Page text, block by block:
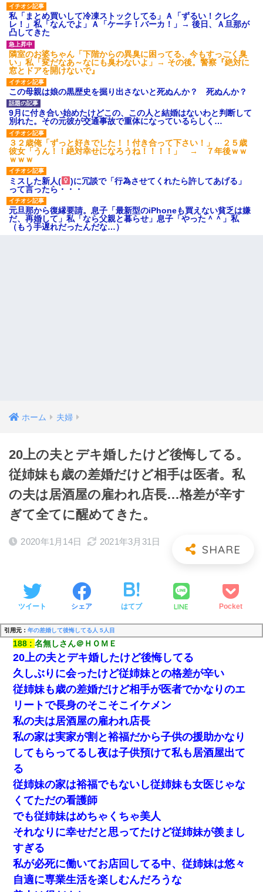
私「まとめ買いして冷凍ストックしてる」Ａ「ずるい！クレク
レ！」私「なんでよ」Ａ「ケーチ！バーカ！」→ 後日、Ａ旦那が
凸してきた
隣室のお婆ちゃん「下階からの異臭に困ってる、今もすっごく臭
い」私「変だなあ～なにも臭わないよ」→ その後。警察『絶対に
窓とドアを開けないで』
この母親は娘の黒歴史を掘り出さないと死ぬんか？ 死ぬんか？
9月に付き合い始めたけどこの、この人と結婚はないわと判断して
別れた。その元彼が交通事故で重体になっているらしく…
３２歳俺「ずっと好きでした！！付き合って下さい！」 ２５歳
彼女「うん！！絶対幸せになろうね！！！！」 → ７年後ｗｗ
ｗｗｗ
ミスした新人(
)に冗談で「行為させてくれたら許してあげる」
って言ったら・・・
元旦那から復縁要請。息子「最新型のiPhoneも買えない貧乏は嫌
だ、再婚して」私「なら父親と暮らせ」息子「やった＾＾」私
（もう手遅れだったんだな…）
ホーム 夫婦
20上の夫とデキ婚したけど後悔してる。
従姉妹も歳の差婚だけど相手は医者。私
の夫は居酒屋の雇われ店長…格差が辛す
ぎて全てに醒めてきた。
2020年1月14日 2021年3月31日
ツイート シェア はてブ LINE Pocket
引用元： 年の差婚して後悔してる人 5人目
188 名無しさん＠ＨＯＭＥ
20上の夫とデキ婚したけど後悔してる
久しぶりに会ったけど従姉妹との格差が辛い
従姉妹も歳の差婚だけど相手が医者でかなりのエ
リートで長身のそこそこイケメン
私の夫は居酒屋の雇われ店長
私の家は実家が割と裕福だから子供の援助かなり
してもらってるし夜は子供預けて私も居酒屋出て
る
従姉妹の家は裕福でもないし従姉妹も女医じゃな
くてただの看護師
でも従姉妹はめちゃくちゃ美人
それなりに幸せだと思ってたけど従姉妹が羨まし
すぎる
私が必死に働いてお店回してる中、従姉妹は悠々
自適に専業生活を楽しむんだろうな